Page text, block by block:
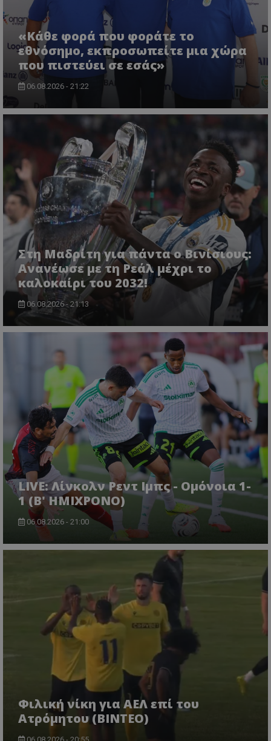
«Κάθε φορά που φοράτε το
εθνόσημο, εκπροσωπείτε μια χώρα
που πιστεύει σε εσάς»
06.08.2026 - 21:22
Στη Μαδρίτη για πάντα ο Βινίσιους:
Ανανέωσε με τη Ρεάλ μέχρι το
καλοκαίρι του 2032!
06.08.2026 - 21:13
LIVE: Λίνκολν Ρεντ Ιμπς - Ομόνοια 1-
1 (Β' ΗΜΙΧΡΟΝΟ)
06.08.2026 - 21:00
Φιλική νίκη για ΑΕΛ επί του
Ατρόμητου (BINTEO)